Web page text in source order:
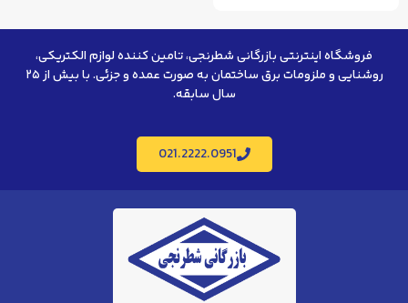
فروشگاه اینترنتی بازرگانی شطرنجی، تامین کننده لوازم الکتریکی،
روشنایی و ملزومات برق ساختمان به صورت عمده و جزئی. با بیش از ۲۵
سال سابقه.
021.2222.0951